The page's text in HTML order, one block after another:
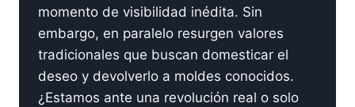
momento de visibilidad inédita. Sin
embargo, en paralelo resurgen valores
tradicionales que buscan domesticar el
deseo y devolverlo a moldes conocidos.
¿Estamos ante una revolución real o solo